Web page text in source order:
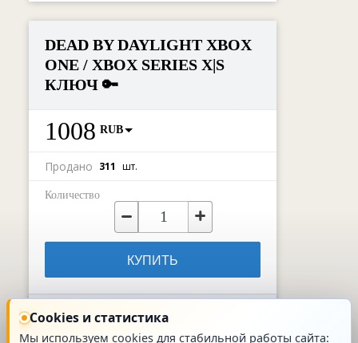
DEAD BY DAYLIGHT XBOX
ONE / XBOX SERIES X|S
КЛЮЧ 🔑
1008 RUB
Продано 311 шт.
Количество
КУПИТЬ
Поделиться
Cookies и статистика
Мы используем cookies для стабильной работы сайта: